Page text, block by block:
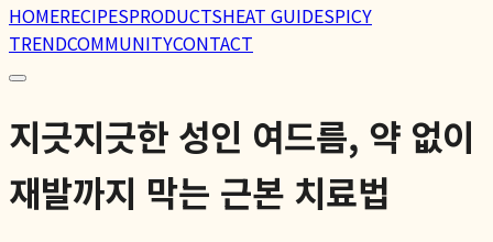
HOMERECIPESPRODUCTSHEAT GUIDESPICY
TRENDCOMMUNITYCONTACT
지긋지긋한 성인 여드름, 약 없이
재발까지 막는 근본 치료법